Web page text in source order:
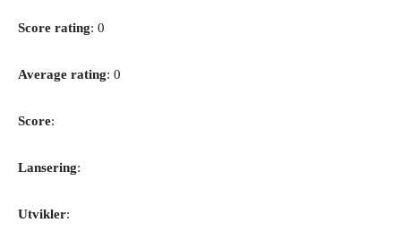
Score rating: 0
Average rating: 0
Score:
Lansering:
Utvikler: